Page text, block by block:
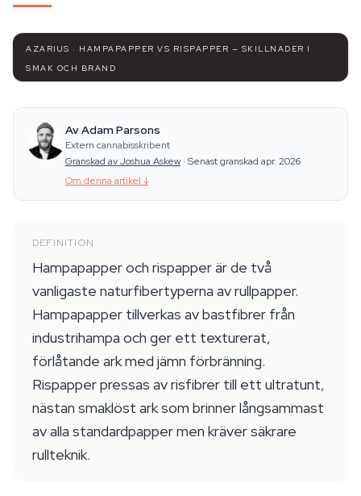
AZARIUS · HAMPAPAPPER VS RISPAPPER — SKILLNADER I
SMAK OCH BRAND
Av Adam Parsons
Extern cannabisskribent
Granskad av Joshua Askew · Senast granskad apr. 2026
Om denna artikel ↓
DEFINITION
Hampapapper och rispapper är de två
vanligaste naturfibertyperna av rullpapper.
Hampapapper tillverkas av bastfibrer från
industrihampa och ger ett texturerat,
förlåtande ark med jämn förbränning.
Rispapper pressas av risfibrer till ett ultratunt,
nästan smaklöst ark som brinner långsammast
av alla standardpapper men kräver säkrare
rullteknik.